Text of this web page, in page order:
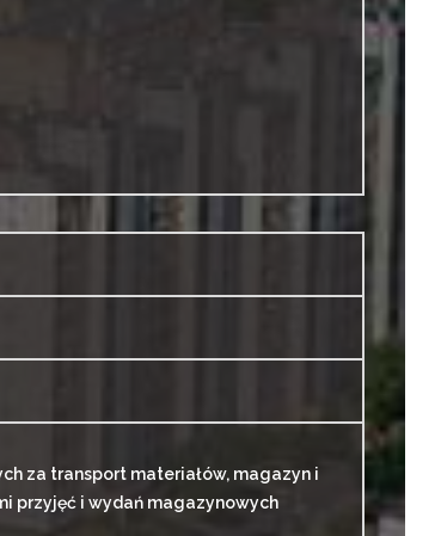
za transport materiałów, magazyn i
przyjęć i wydań magazynowych